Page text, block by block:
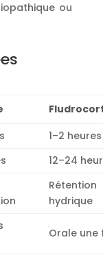
ou
1–2 heures
12–24
Rétention
hydrique
Orale une